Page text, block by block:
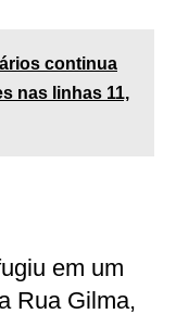
continua
nas linhas 11,
em um
Rua Gilma,